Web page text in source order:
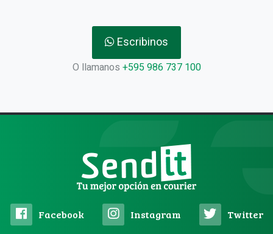
Escribinos
O llamanos +595 986 737 100
Facebook Instagram Twitter